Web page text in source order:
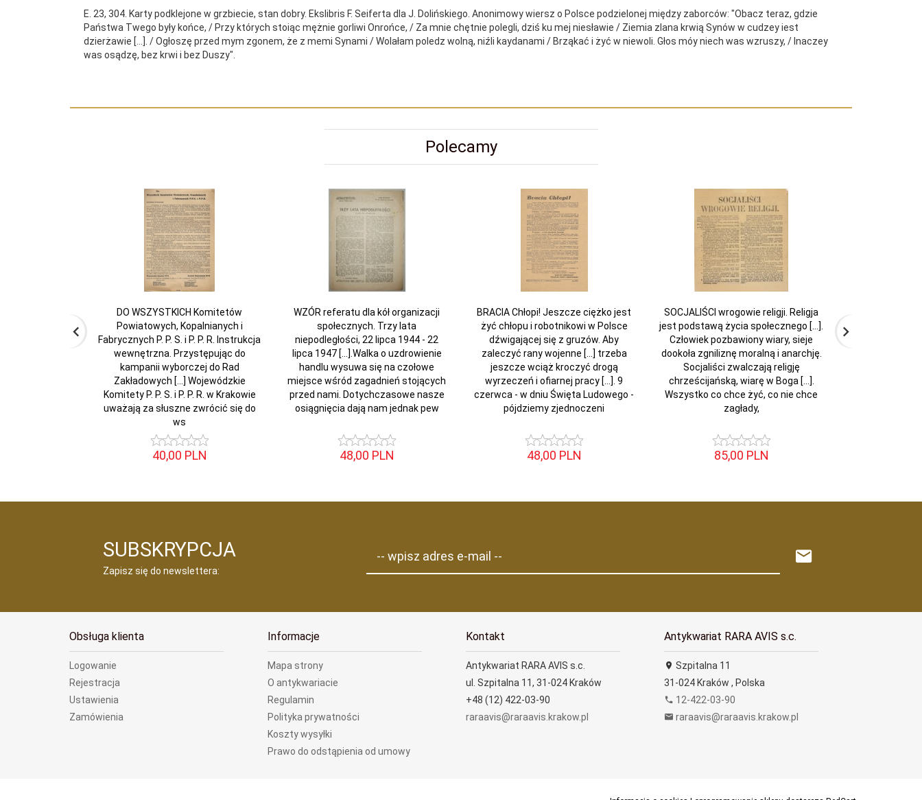
E. 23, 304. Karty podklejone w grzbiecie, stan dobry. Ekslibris F. Seiferta dla J. Dolińskiego. Anonimowy wiersz o Polsce podzielonej między zaborców: "Obacz teraz, gdzie
Państwa Twego były końce, / Przy których stoiąc mężnie gorliwi Onrońce, / Za mnie chętnie polegli, dziś ku mej niesławie / Ziemia zlana krwią Synów w cudzey iest
dzierżawie [...]. / Ogłoszę przed mym zgonem, że z memi Synami / Wolałam poledz wolną, niźli kaydanami / Brząkać i żyć w niewoli. Głos móy niech was wzruszy, / Inaczey
was osądzę, bez krwi i bez Duszy".
Polecamy
DO WSZYSTKICH Komitetów
Powiatowych, Kopalnianych i
Fabrycznych P. P. S. i P. P. R. Instrukcja
wewnętrzna. Przystępując do
kampanii wyborczej do Rad
Zakładowych [...] Wojewódzkie
Komitety P. P. S. i P. P. R. w Krakowie
uważają za słuszne zwrócić się do
ws
40,00 PLN
WZÓR referatu dla kół organizacji
społecznych. Trzy lata
niepodległości, 22 lipca 1944 - 22
lipca 1947 [...].Walka o uzdrowienie
handlu wysuwa się na czołowe
miejsce wśród zagadnień stojących
przed nami. Dotychczasowe nasze
osiągnięcia dają nam jednak pew
48,00 PLN
BRACIA Chłopi! Jeszcze ciężko jest
żyć chłopu i robotnikowi w Polsce
dźwigającej się z gruzów. Aby
zaleczyć rany wojenne [...] trzeba
jeszcze wciąż kroczyć drogą
wyrzeczeń i ofiarnej pracy [...]. 9
czerwca - w dniu Święta Ludowego -
pójdziemy zjednoczeni
48,00 PLN
SOCJALIŚCI wrogowie religji. Religja
jest podstawą życia społecznego [...].
Człowiek pozbawiony wiary, sieje
dookoła zgniliznę moralną i anarchję.
Socjaliści zwalczają religję
chrześcijańską, wiarę w Boga [...].
Wszystko co chce żyć, co nie chce
zagłady,
85,00 PLN
SUBSKRYPCJA
Zapisz się do newslettera:
-- wpisz adres e-mail --
Obsługa klienta
Logowanie
Rejestracja
Ustawienia
Zamówienia
Informacje
Mapa strony
O antykwariacie
Regulamin
Polityka prywatności
Koszty wysyłki
Prawo do odstąpienia od umowy
Kontakt
Antykwariat RARA AVIS s.c.
ul. Szpitalna 11, 31-024 Kraków
+48 (12) 422-03-90
raraavis@raraavis.krakow.pl
Antykwariat RARA AVIS s.c.
Szpitalna 11
31-024 Kraków , Polska
12-422-03-90
raraavis@raraavis.krakow.pl